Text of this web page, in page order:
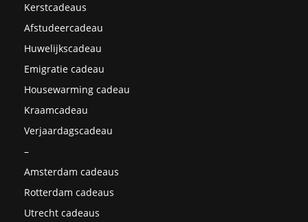
Kerstcadeaus
Afstudeercadeau
Huwelijkscadeau
Emigratie cadeau
Housewarming cadeau
Kraamcadeau
Verjaardagscadeau
–
Amsterdam cadeaus
Rotterdam cadeaus
Utrecht cadeaus